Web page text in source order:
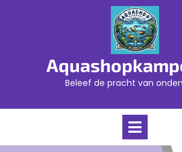
Beleef de pracht van
Open